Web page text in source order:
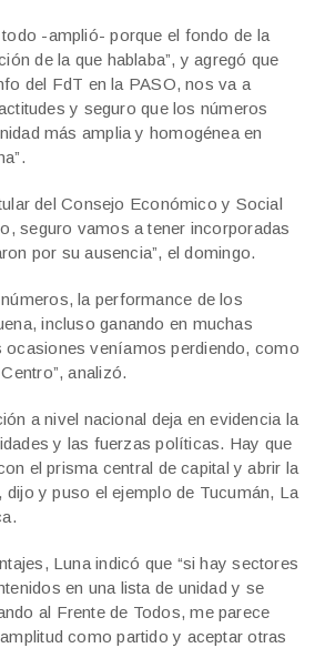
-amplió- porque el fondo de la
de la que hablaba”, y agregó que
del FdT en la PASO, nos va a
y seguro que los números
más amplia y homogénea en
del Consejo Económico y Social
seguro vamos a tener incorporadas
por su ausencia”, el domingo.
la performance de los
incluso ganando en muchas
ocasiones veníamos perdiendo, como
analizó.
a nivel nacional deja en evidencia la
y las fuerzas políticas. Hay que
el prisma central de capital y abrir la
dijo y puso el ejemplo de Tucumán, La
Luna indicó que “si hay sectores
en una lista de unidad y se
al Frente de Todos, me parece
como partido y aceptar otras